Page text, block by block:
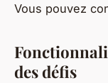
Vous pouvez
des défis